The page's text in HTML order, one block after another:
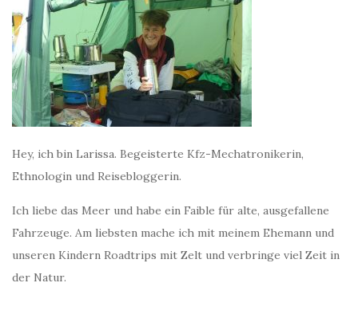
Hey, ich bin Larissa. Begeisterte Kfz-Mechatronikerin,
Ethnologin und Reisebloggerin.
Ich liebe das Meer und habe ein Faible für alte, ausgefallene
Fahrzeuge. Am liebsten mache ich mit meinem Ehemann und
unseren Kindern Roadtrips mit Zelt und verbringe viel Zeit in
der Natur.